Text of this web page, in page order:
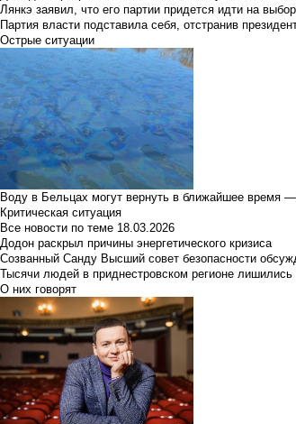
Лянкэ заявил, что его партии придется идти на
Партия власти подставила себя, отстранив
Острые ситуации
Воду в Бельцах могут вернуть в ближайшее время
Критическая ситуация
Все новости по теме 18.03.2026
Додон раскрыл причины энергетического кризиса
Созванный Санду Высший совет безопасности
Тысячи людей в приднестровском регионе лишились
О них говорят